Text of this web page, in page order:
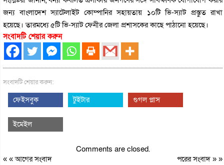
জন্য বাংলাদেশ স্যাটেলাইট কোম্পানির সহায়তায় ১০টি ভি-স্যাট প্রস্তুত রাখা
হয়েছে। তারমধ্যে ৫টি ভি-স্যাট ফেনীর জেলা প্রশাসকের কাছে পাঠানো হয়েছে।
সংবাদটি শেয়ার করুন
সংবাদটি শেয়ার করুন:
ফেইসবুক টুইটার গুগল প্লাস
ইমেইল
Comments are closed.
« «আগের সংবাদ পরের সংবাদ» »